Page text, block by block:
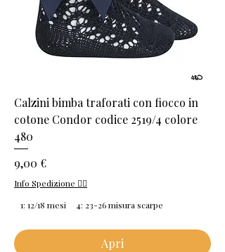
Calzini bimba traforati con fiocco in
cotone Condor codice 2519/4 colore
480
Prezzo
9,00 €
Info Spedizione 👈🏻
1: 12/18 mesi
4: 23-26 misura scarpe
Apri